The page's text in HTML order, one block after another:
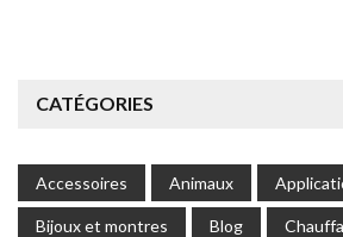
CATÉGORIES
Accessoires Animaux
Bijoux et montres Blog